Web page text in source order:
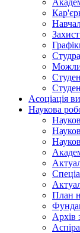
Асоціація
Наукова
План
Архів